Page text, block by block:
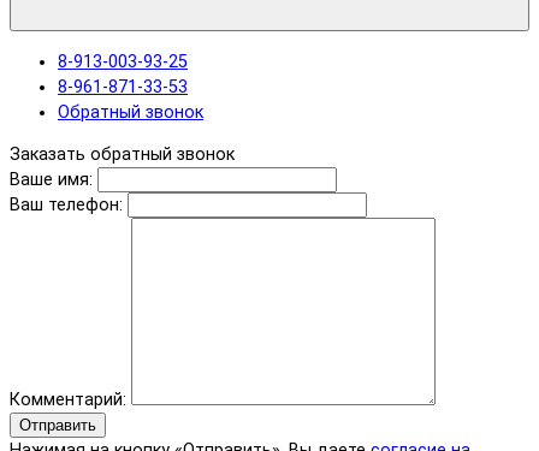
8-913-003-93-25
8-961-871-33-53
Обратный звонок
Заказать обратный звонок
Ваше имя:
Ваш телефон:
Комментарий:
Отправить